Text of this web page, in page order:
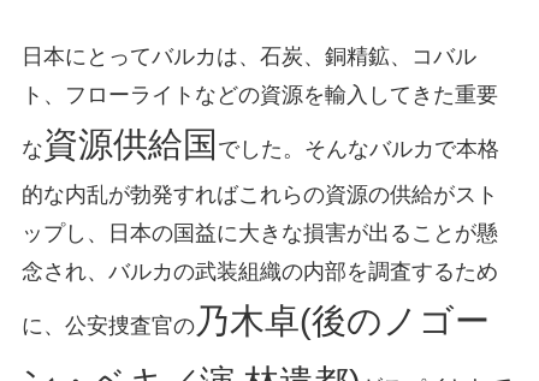
日本にとってバルカは、石炭、銅精鉱、コバル
ト、フローライトなどの資源を輸入してきた重要
な資源供給国 でした。そんなバルカで本格
的な内乱が勃発すればこれらの資源の供給がスト
ップし、日本の国益に大きな損害が出ることが懸
念され、バルカの武装組織の内部を調査するため
に、公安捜査官の乃木卓(後のノゴー